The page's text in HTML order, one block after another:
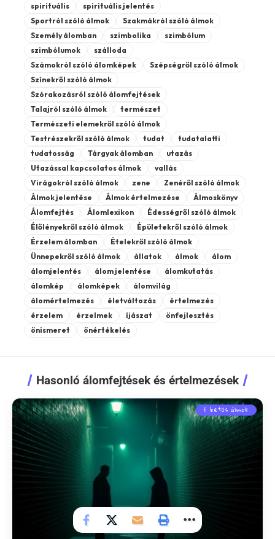
spirituális
spirituális jelentés
Sportról szóló álmok
Szakmákról szóló álmok
Személy álomban
szimbolika
szimbólum
szimbólumok
szálloda
Számokról szóló álomképek
Szépségről szóló álmok
Színekről szóló álmok
Szórakozásról szóló álomfejtések
Talajról szóló álmok
természet
Természeti elemekről szóló álmok
Testrészekről szóló álmok
tudat
tudatalatti
tudatosság
Tárgyak álomban
utazás
Utazással kapcsolatos álmok
vallás
Virágokról szóló álmok
zene
Zenéről szóló álmok
Álmok jelentése
Álmok értelmezése
Álmoskönyv
Álomfejtés
Álomlexikon
Édességről szóló álmok
Élőlényekről szóló álmok
Épületekről szóló álmok
Érzelem álomban
Ételekről szóló álmok
Ünnepekről szóló álmok
állatok álmok
álom
álomjelentés
álom jelentése
álomkutatás
álomkép
álomképek
álomvilág
álomértelmezés
életváltozás
értelmezés
érzelem
érzelmek íjászat
önfejlesztés
önismeret
önértékelés
Hasonló álomfejtések és értelmezések
F betűs álmok